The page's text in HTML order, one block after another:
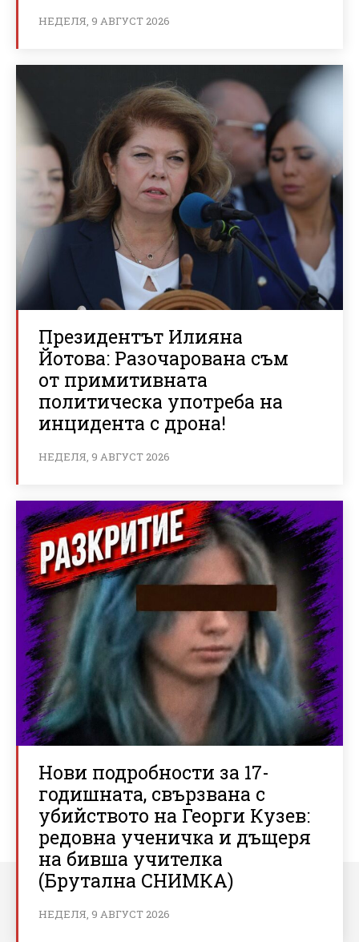
НЕДЕЛЯ, 9 АВГУСТ 2026
Президентът Илияна
Йотова: Разочарована съм
от примитивната
политическа употреба на
инцидента с дрона!
НЕДЕЛЯ, 9 АВГУСТ 2026
Нови подробности за 17-
годишната, свързвана с
убийството на Георги Кузев:
редовна ученичка и дъщеря
на бивша учителка
(Брутална СНИМКА)
НЕДЕЛЯ, 9 АВГУСТ 2026